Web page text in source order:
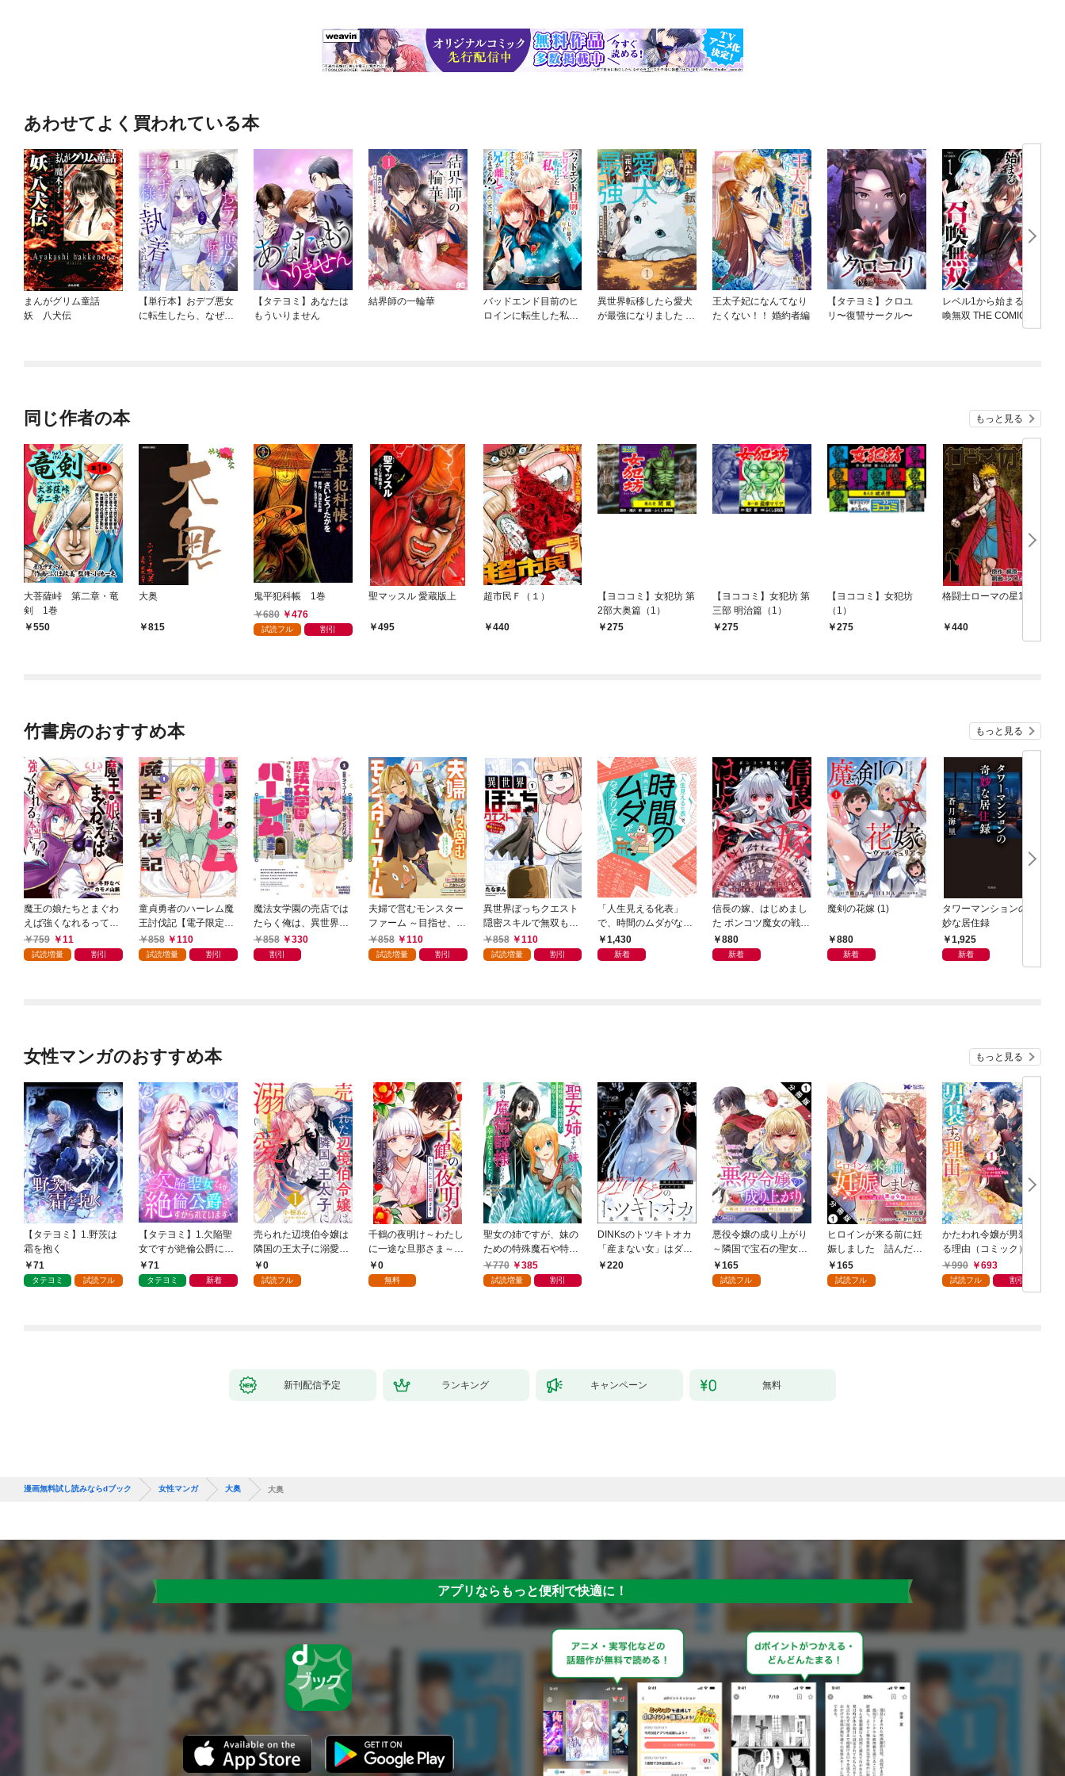
あわせてよく買われている本
まんがグリム童話
妖 八犬伝
【単行本】おデブ悪女
に転生したら、なぜか
【タテヨミ】あなたは
もういりません
結界師の一輪華
バッドエンド目前のヒ
ロインに転生した私、
異世界転移したら愛犬
が最強になりました ～
王太子妃になんてなり
たくない！！ 婚約者編
【タテヨミ】クロユ
リ〜復讐サークル〜
レベル1から始まる召
喚無双 THE COMIC
同じ作者の本 もっと見る
大菩薩峠 第二章・竜
剣 1巻
550
大奥
815
鬼平犯科帳 1巻
680
476
試読フル 割引
聖マッスル 愛蔵版上
495
超市民Ｆ（１）
440
【ヨココミ】女犯坊 第
2部大奥篇（1）
275
【ヨココミ】女犯坊 第
三部 明治篇（1）
275
【ヨココミ】女犯坊
（1）
275
格闘士ローマの星1
440
竹書房のおすすめ本 もっと見る
魔王の娘たちとまぐわ
えば強くなれるって本
当ですか？【特典ペー
パー付き】【カラーペ
759 11
試読増量 割引
童貞勇者のハーレム魔
王討伐記【電子限定特
典付き】 (1)
858 110
試読増量 割引
魔法女学園の売店では
たらく俺は、異世界か
ら召喚された『ハーレ
ム先生』です。 (1)
858 330
割引
夫婦で営むモンスター
ファーム ～目指せ、ま
ったりスローライフ～
(1)
858 110
試読増量 割引
異世界ぼっちクエスト
隠密スキルで無双もハ
ーレムも思うまま！...
なはず【電子限定特典
858 110
試読増量 割引
「人生見える化表」
で、時間のムダがなく
なりました
1,430
新着
信長の嫁、はじめまし
た ポンコツ魔女の戦国
内政伝 (1)
880
新着
魔剣の花嫁 (1)
880
新着
タワーマンションの奇
妙な居住録
1,925
新着
女性マンガのおすすめ本 もっと見る
【タテヨミ】1.野茨は
霜を抱く
71
タテヨミ 試読フル
【タテヨミ】1.欠陥聖
女ですが絶倫公爵にす
がられています
71
タテヨミ 新着
売られた辺境伯令嬢は
隣国の王太子に溺愛さ
れる 1
0
試読フル
千鶴の夜明け～わたし
に一途な旦那さま～
【分冊版】 1話「北条
家の生贄（１）」
0
無料
聖女の姉ですが、妹の
ための特殊魔石や特殊
薬草の採取をやめた
ら、隣国の魔術師様の
770 385
試読増量 割引
DINKsのトツキトオカ
「産まない女」はダメ
ですか？（分冊版）
220
悪役令嬢の成り上がり
～隣国で宝石の聖女と
呼ばれるまで～（コミ
ック） 分冊版 1
165
試読フル
ヒロインが来る前に妊
娠しました 詰んだは
ずの悪役令嬢ですが、
どうやら違うようです
165
試読フル
かたわれ令嬢が男装す
る理由（コミック） 1
990
693
試読フル 割引
新刊配信予定 ランキング キャンペーン 無料
漫画無料試し読みならdブック 女性マンガ 大奥 大奥
アプリならもっと便利で快適に！